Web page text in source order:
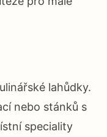
lahůdky.
nebo stánků s
speciality